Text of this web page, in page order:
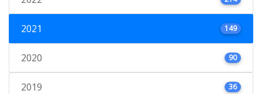
2021 149
2020 90
2019 36